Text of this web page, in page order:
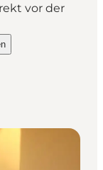
vor der
Tversted on_map